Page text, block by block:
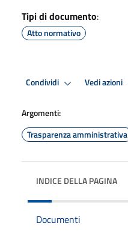
Tipi di documento:
Atto normativo
Condividi Vedi azioni
Argomenti:
Trasparenza amministrativa
INDICE DELLA PAGINA
Documenti